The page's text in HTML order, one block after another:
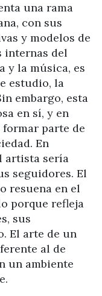
una rama
con sus
y modelos de
internas del
y la música, es
estudio, la
embargo, esta
en sí, y en
parte de
En
artista sería
seguidores. El
resuena en el
porque refleja
sus
El arte de un
al de
un ambiente